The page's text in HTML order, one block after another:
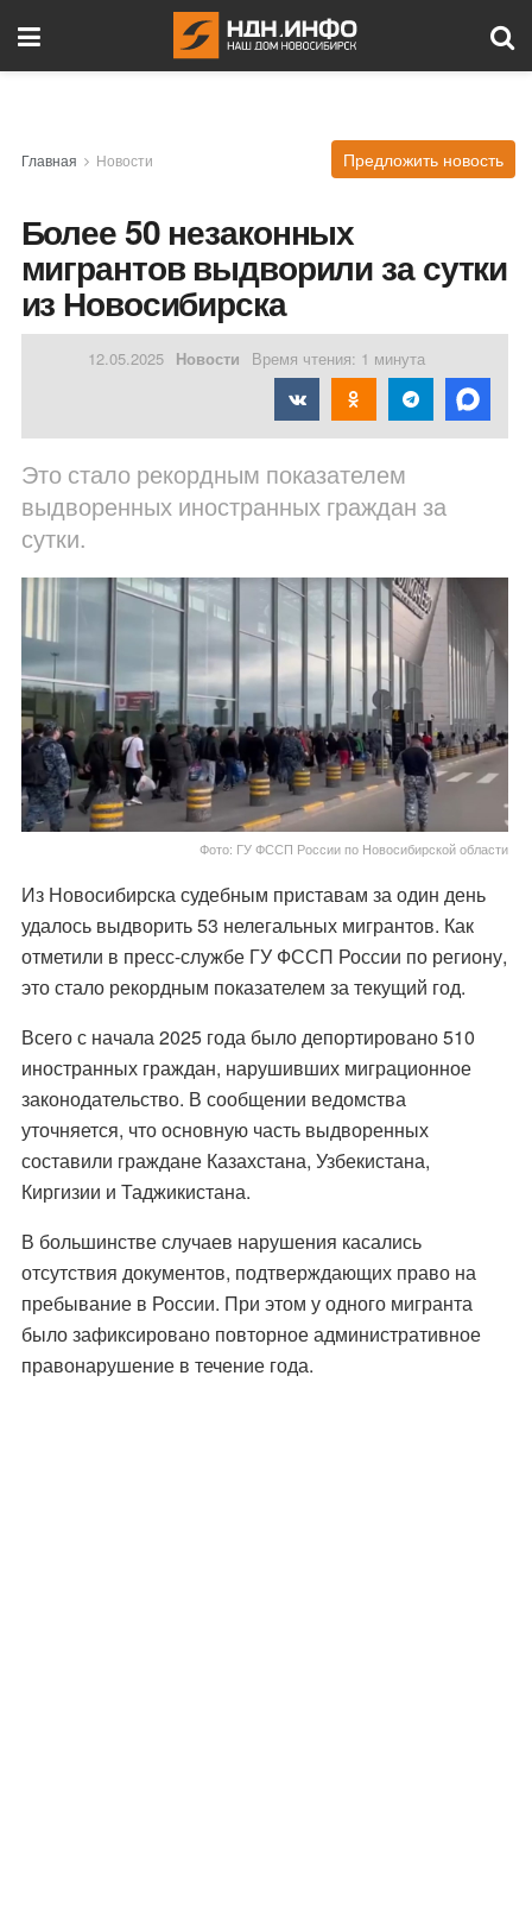
Главная Новости Предложить новость
Более 50 незаконных
мигрантов выдворили за сутки
из Новосибирска
12.05.2025 Новости Время чтения: 1 минута
Это стало рекордным показателем
выдворенных иностранных граждан за
сутки.
Фото: ГУ ФССП России по Новосибирской области
Из Новосибирска судебным приставам за один день
удалось выдворить 53 нелегальных мигрантов. Как
отметили в пресс-службе ГУ ФССП России по региону,
это стало рекордным показателем за текущий год.
Всего с начала 2025 года было депортировано 510
иностранных граждан, нарушивших миграционное
законодательство. В сообщении ведомства
уточняется, что основную часть выдворенных
составили граждане Казахстана, Узбекистана,
Киргизии и Таджикистана.
В большинстве случаев нарушения касались
отсутствия документов, подтверждающих право на
пребывание в России. При этом у одного мигранта
было зафиксировано повторное административное
правонарушение в течение года.